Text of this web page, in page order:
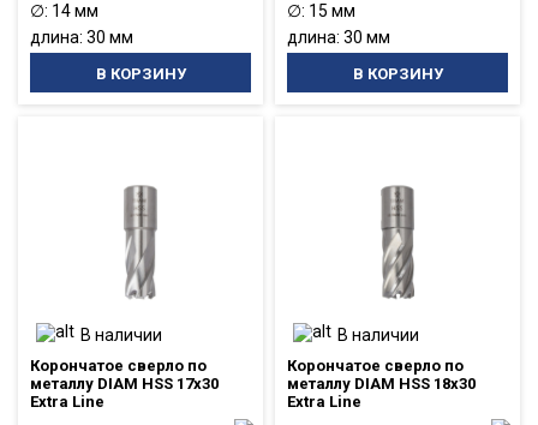
∅: 14 мм
длина: 30 мм
В КОРЗИНУ
∅: 15 мм
длина: 30 мм
В КОРЗИНУ
В наличии
Корончатое сверло по
металлу DIAM HSS 17x30
Extra Line
В наличии
Корончатое сверло по
металлу DIAM HSS 18x30
Extra Line